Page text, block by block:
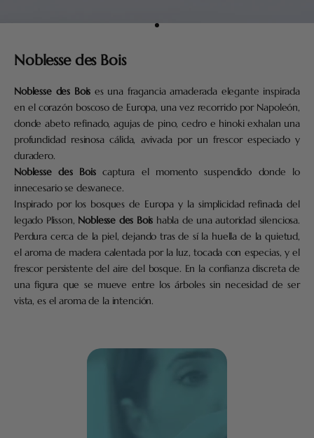
Ir al artículo 1
Noblesse des Bois
Noblesse des Bois es una fragancia amaderada elegante inspirada
en el corazón boscoso de Europa, una vez recorrido por Napoleón,
donde abeto refinado, agujas de pino, cedro e hinoki exhalan una
profundidad resinosa cálida, avivada por un frescor especiado y
duradero.
Noblesse des Boiscaptura el momento suspendido donde lo
innecesario se desvanece.
Inspirado por los bosques de Europa y la simplicidad refinada del
legado Plisson, Noblesse des Bois habla de una autoridad silenciosa.
Perdura cerca de la piel, dejando tras de sí la huella de la quietud,
el aroma de madera calentada por la luz, tocada con especias, y el
frescor persistente del aire del bosque. En la confianza discreta de
una figura que se mueve entre los árboles sin necesidad de ser
vista, es el aroma de la intención.